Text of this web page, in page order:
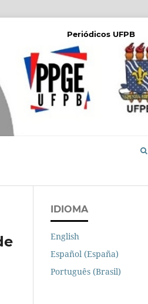
Periódicos UFPB
IDIOMA
English
Español (España)
Português (Brasil)